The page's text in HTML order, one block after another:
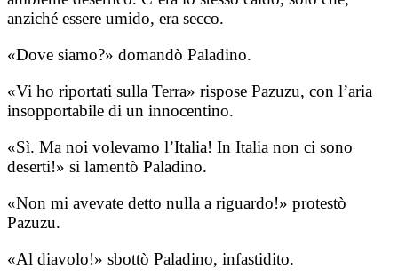
anziché essere umido, era secco.
«Dove siamo?» domandò Paladino.
«Vi ho riportati sulla Terra» rispose Pazuzu, con l’aria
insopportabile di un innocentino.
«Sì. Ma noi volevamo l’Italia! In Italia non ci sono
deserti!» si lamentò Paladino.
«Non mi avevate detto nulla a riguardo!» protestò
Pazuzu.
«Al diavolo!» sbottò Paladino, infastidito.